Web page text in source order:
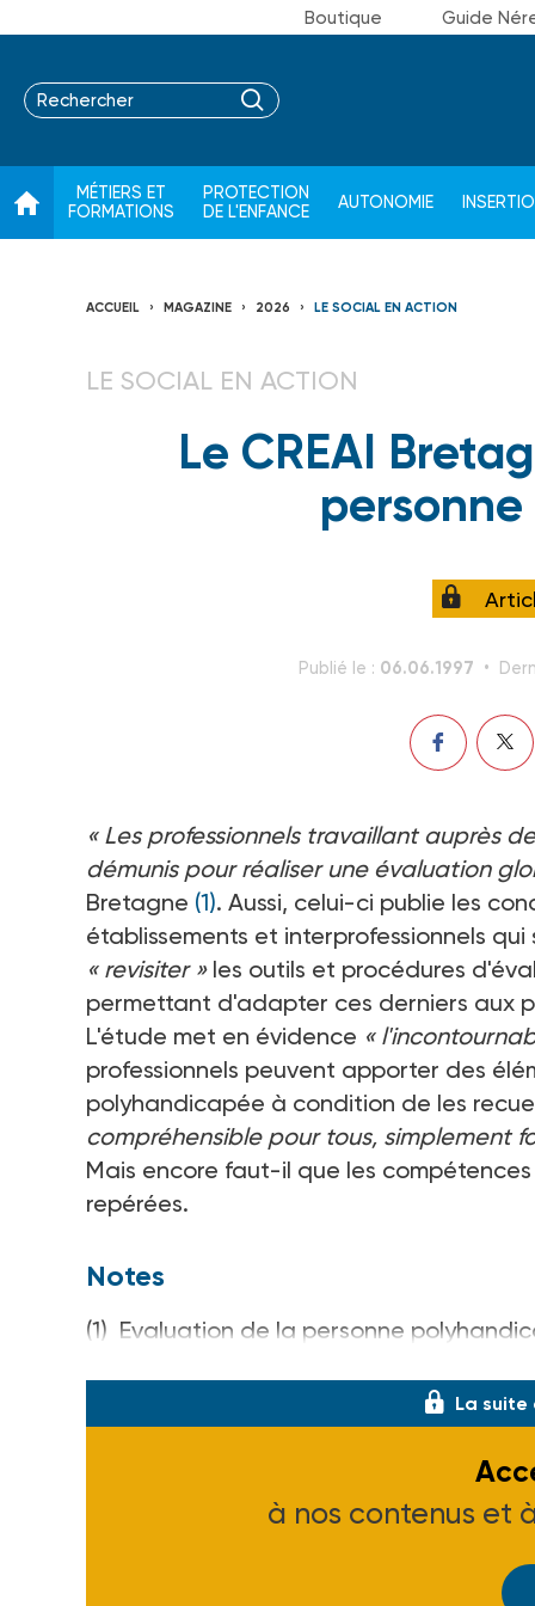
Boutique Guide
MÉTIERS ET
FORMATIONS
PROTECTION
DE L'ENFANCE
AUTONOMIE
ACCUEIL MAGAZINE 2026 LE SOCIAL EN ACTION
LE SOCIAL EN ACTION
Le CREAI
Publié le : 06.06.1997
« Les professionnels travaillant auprès
démunis pour réaliser une évaluation
Bretagne (1). Aussi, celui-ci publie les
établissements et interprofessionnels
« revisiter »les outils et procédures
permettant d'adapter ces derniers aux
L'étude met en évidence «
professionnels peuvent apporter des
polyhandicapée à condition de les
compréhensible pour tous, simplement
Mais encore faut-il que les
repérées.
Notes
(1) Evaluation de la personne
La suite
à nos contenus et